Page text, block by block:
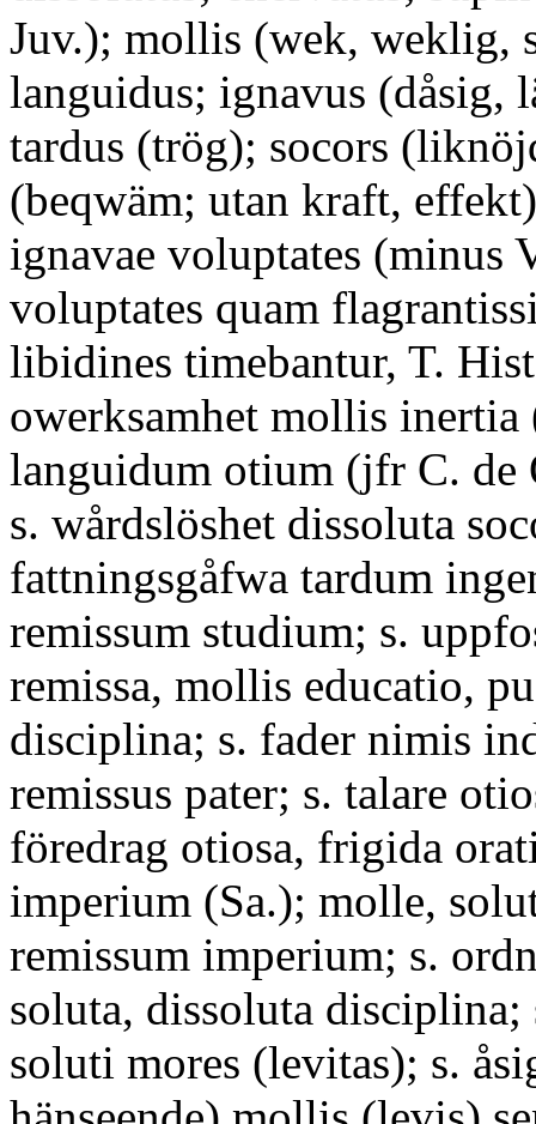
Juv.); mollis (wek, weklig,
languidus; ignavus (dåsig,
tardus (trög); socors
(beqwäm; utan kraft,
ignavae voluptates (minus
voluptates quam
libidines timebantur, T.
owerksamhet mollis inertia
languidum otium (jfr C.
s. wårdslöshet dissoluta
fattningsgåfwa tardum
remissum studium; s.
remissa, mollis educatio,
disciplina; s. fader nimis
remissus pater; s. talare
föredrag otiosa, frigida
imperium (Sa.); molle,
remissum imperium; s.
soluta, dissoluta disciplina;
soluti mores (levitas); s.